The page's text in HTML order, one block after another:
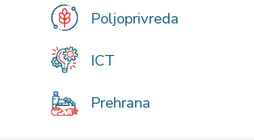
Poljoprivreda
ICT
Prehrana